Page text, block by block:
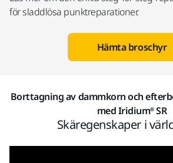
för sladdlösa punktreparationer.
Hämta broschyr
Borttagning av dammkorn och
med Iridium® SR
Skäregenskaper i